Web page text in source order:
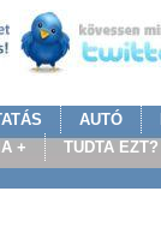
AUTÓ
+ TUDTA EZT?